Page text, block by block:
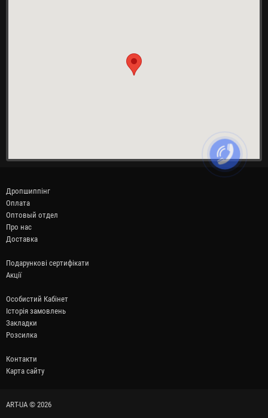
Дропшиппінг
Оплата
Оптовый отдел
Про нас
Доставка
Подарункові сертифікати
Акції
Особистий Кабінет
Історія замовлень
Закладки
Розсилка
Контакти
Карта сайту
ART-UA © 2026